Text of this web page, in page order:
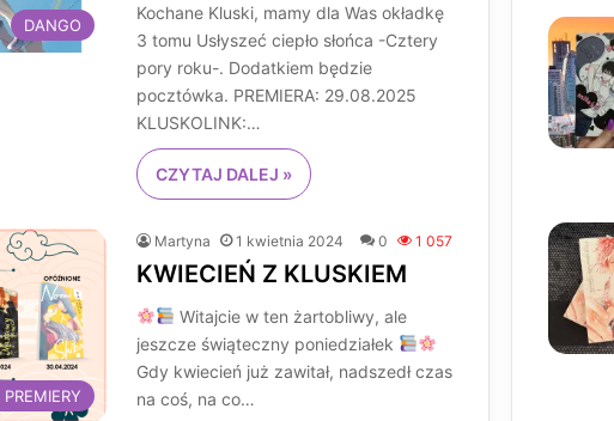
DANGO
Kochane Kluski, mamy dla Was okładkę
3 tomu Usłyszeć ciepło słońca -Cztery
pory roku-. Dodatkiem będzie
pocztówka. PREMIERA: 29.08.2025
KLUSKOLINK:…
CZYTAJ DALEJ »
Martyna 1 kwietnia 2024 0 1 057
KWIECIEŃ Z KLUSKIEM
Witajcie w ten żartobliwy, ale
jeszcze świąteczny poniedziałek
Gdy kwiecień już zawitał, nadszedł czas
na coś, na co…